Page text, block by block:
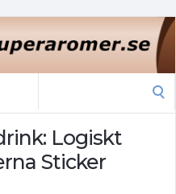
Logiskt
Sticker